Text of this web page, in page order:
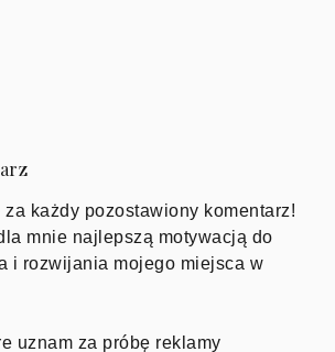
każdy pozostawiony komentarz!
mnie najlepszą motywacją do
i rozwijania mojego miejsca w
uznam za próbę reklamy